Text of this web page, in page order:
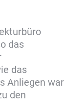
das
das
Anliegen war
den